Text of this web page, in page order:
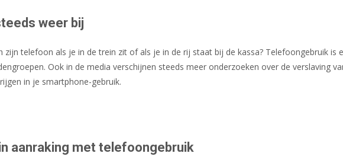
weer bij
zijn telefoon als je in de trein zit of als je in de rij staat bij de kassa? Telefoongebruik is
Ook in de media verschijnen steeds meer onderzoeken over de verslaving
in je smartphone-gebruik.
aanraking met telefoongebruik